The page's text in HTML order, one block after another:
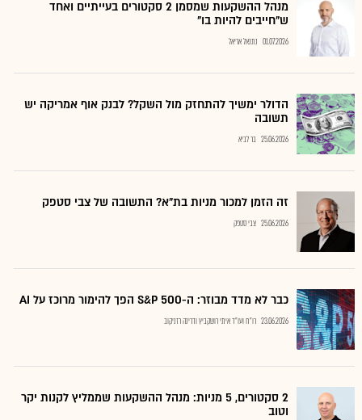
מנהל ההשקעות שמסמן 2 סקטורים בעייתיים ואחד
ש"חייבים להיות בו"
01.07.2026 נתנאל אריאל
הדולר ימשיך להתחזק מול השקל? לבנק אוף אמריקה יש
תשובה
25.06.2026 בר לביא
זה הזמן למכור מניות בת"א? התשובה של צבי סטפק
25.06.2026 צבי סטפק
כבר לא מדד מבוזר: ה-S&P 500 הפך להימור מרוכז על AI
23.06.2026 רו"ח ועו"ד איתי רושקביץ ודרינה רזניקוב
2 סקטורים, 5 מניות: מנהל ההשקעות שממליץ לקנות יקר
וטוב